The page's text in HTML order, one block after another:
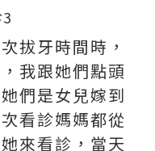
拔牙時間時，
我跟她們點頭
們是女兒嫁到
看診媽媽都從
來看診，當天